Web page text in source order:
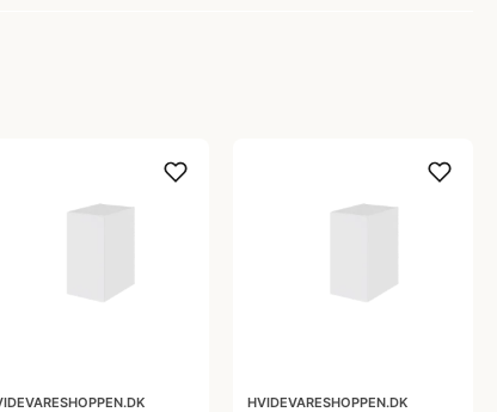
HVIDEVARESHOPPEN.DK